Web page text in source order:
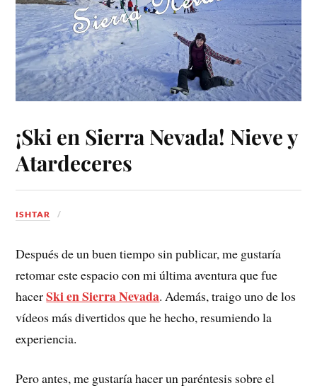
¡Ski en Sierra Nevada! Nieve y
Atardeceres
ISHTAR
Después de un buen tiempo sin publicar, me gustaría
retomar este espacio con mi última aventura que fue
hacerSki en Sierra Nevada. Además, traigo uno de los
vídeos más divertidos que he hecho, resumiendo la
experiencia.
Pero antes, me gustaría hacer un paréntesis sobre el